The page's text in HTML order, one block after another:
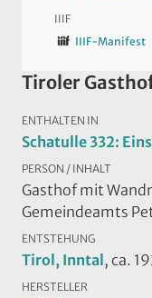
IIIF
IIIF-Manifest
Tiroler
ENTHALTEN IN
Schatulle 332:
PERSON / INHALT
Gasthof mit
Gemeindeamts
ENTSTEHUNG
Tirol, Inntal , ca.
HERSTELLER